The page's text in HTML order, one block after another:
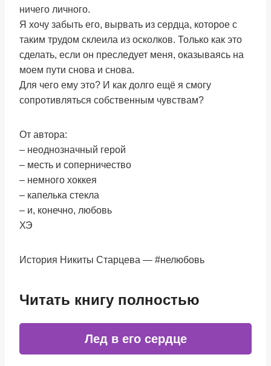
ничего личного.
Я хочу забыть его, вырвать из сердца, которое с
таким трудом склеила из осколков. Только как это
сделать, если он преследует меня, оказываясь на
моем пути снова и снова.
Для чего ему это? И как долго ещё я смогу
сопротивляться собственным чувствам?
От автора:
– неоднозначный герой
– месть и соперничество
– немного хоккея
– капелька стекла
– и, конечно, любовь
ХЭ
История Никиты Старцева — #нелюбовь
Читать книгу полностью
Лед в его сердце